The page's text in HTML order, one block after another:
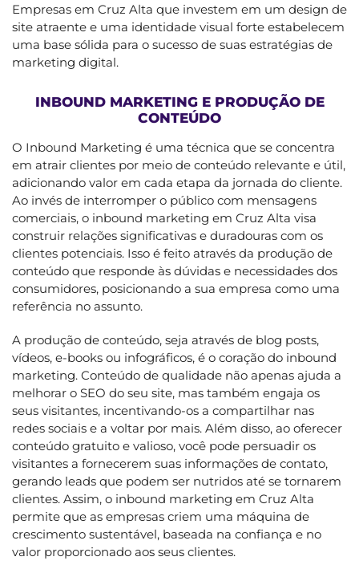
Empresas em Cruz Alta que investem em um design de
site atraente e uma identidade visual forte estabelecem
uma base sólida para o sucesso de suas estratégias de
marketing digital.
INBOUND MARKETING E PRODUÇÃO DE
CONTEÚDO
O Inbound Marketing é uma técnica que se concentra
em atrair clientes por meio de conteúdo relevante e útil,
adicionando valor em cada etapa da jornada do cliente.
Ao invés de interromper o público com mensagens
comerciais, o inbound marketing em Cruz Alta visa
construir relações significativas e duradouras com os
clientes potenciais. Isso é feito através da produção de
conteúdo que responde às dúvidas e necessidades dos
consumidores, posicionando a sua empresa como uma
referência no assunto.
A produção de conteúdo, seja através de blog posts,
vídeos, e-books ou infográficos, é o coração do inbound
marketing. Conteúdo de qualidade não apenas ajuda a
melhorar o SEO do seu site, mas também engaja os
seus visitantes, incentivando-os a compartilhar nas
redes sociais e a voltar por mais. Além disso, ao oferecer
conteúdo gratuito e valioso, você pode persuadir os
visitantes a fornecerem suas informações de contato,
gerando leads que podem ser nutridos até se tornarem
clientes. Assim, o inbound marketing em Cruz Alta
permite que as empresas criem uma máquina de
crescimento sustentável, baseada na confiança e no
valor proporcionado aos seus clientes.